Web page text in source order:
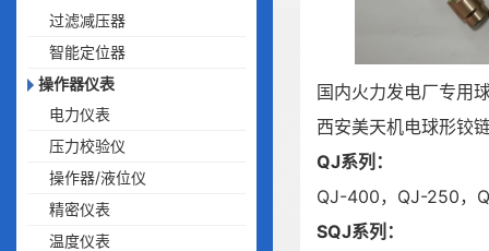
过滤减压器
智能定位器
操作器仪表
电力仪表
压力校验仪
操作器/液位仪
精密仪表
温度仪表
国内火力发电厂专用
西安美天机电球形铰
QJ系列：
QJ-400，QJ-250，
SQJ系列：